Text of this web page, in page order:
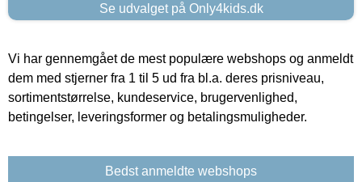
Se udvalget på Only4kids.dk
Vi har gennemgået de mest populære webshops og anmeldt
dem med stjerner fra 1 til 5 ud fra bl.a. deres prisniveau,
sortimentstørrelse, kundeservice, brugervenlighed,
betingelser, leveringsformer og betalingsmuligheder.
Bedst anmeldte webshops